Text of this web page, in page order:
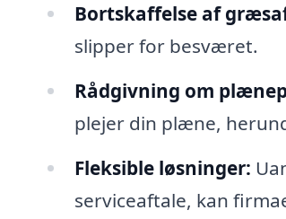
Bortskaffelse af
slipper for besværet.
Rådgivning om
plejer din plæne,
Fleksible løsninger:
serviceaftale, kan